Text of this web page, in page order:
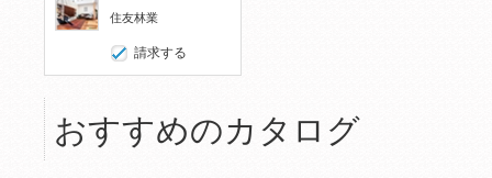
住友林業
請求する
おすすめのカタログ